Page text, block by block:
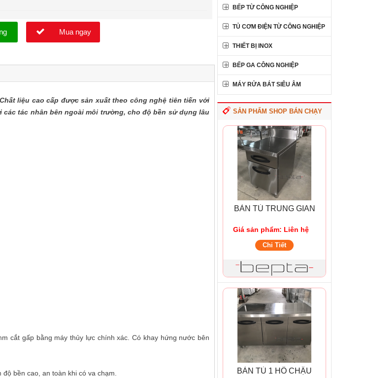
Mua ngay
liệu cao cấp được sản xuất theo công nghệ tiên tiến với
tác nhân bên ngoài môi trường, cho độ bền sử dụng lâu
cắt gấp bằng máy thủy lực chính xác. Có khay hứng nước bên
bền cao, an toàn khi có va chạm.
BẾP TỪ CÔNG NGHIỆP
TỦ CƠM ĐIỆN TỪ CÔNG NGHIỆP
THIẾT BỊ INOX
BẾP GA CÔNG NGHIỆP
MÁY RỬA BÁT SIÊU ÂM
SẢN PHẨM SHOP BÁN CHẠY
BÀN TỦ TRUNG GIAN
Giá sản phẩm: Liên hệ
Chi Tiết
BÀN TỦ 1 HỐ CHẬU